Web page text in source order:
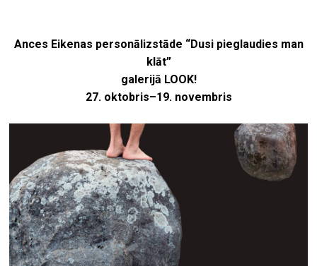
Ances Eikenas personālizstāde “Dusi pieglaudies man
klāt”
galerijā LOOK!
27. oktobris–19. novembris